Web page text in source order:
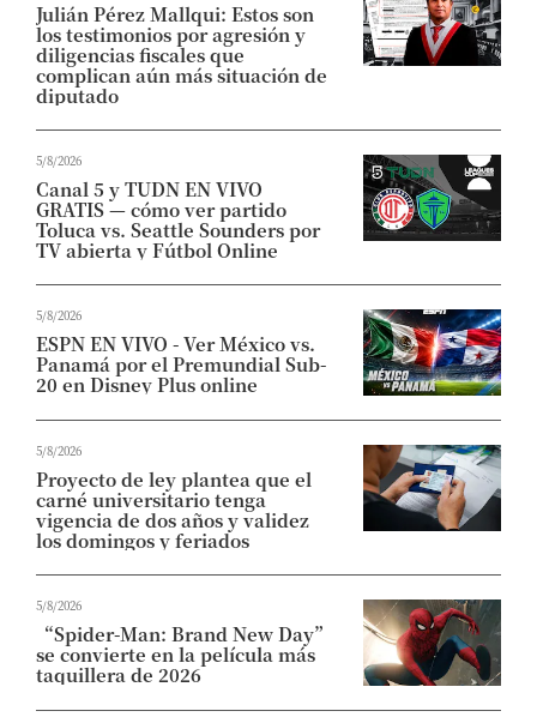
Julián Pérez Mallqui: Estos son
los testimonios por agresión y
diligencias fiscales que
complican aún más situación de
diputado
5/8/2026
Canal 5 y TUDN EN VIVO
GRATIS — cómo ver partido
Toluca vs. Seattle Sounders por
TV abierta y Fútbol Online
5/8/2026
ESPN EN VIVO - Ver México vs.
Panamá por el Premundial Sub-
20 en Disney Plus online
5/8/2026
Proyecto de ley plantea que el
carné universitario tenga
vigencia de dos años y validez
los domingos y feriados
5/8/2026
“Spider-Man: Brand New Day”
se convierte en la película más
taquillera de 2026